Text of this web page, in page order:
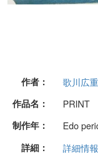
作者：
歌川広重
作品名：
PRINT
制作年：
Edo
詳細：
詳細情